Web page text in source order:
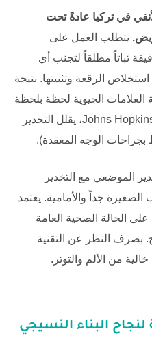
في تركيا عادةً تحت
يتطلب العمل على
ثباتاً مطلقاً لتجنب أي
الرقعة وتثبيتها. نتيجة
العلامات الحيوية لحظة بلحظة
Johns، يقلل التخدير
بجراحات الوجه المعقدة).
الموضعي مع التخدير
جداً والأمامية. يعتمد
الحالة الصحية العامة
بصرف النظر عن التقنية
من الألم والتوتر.
البناء النسيجي